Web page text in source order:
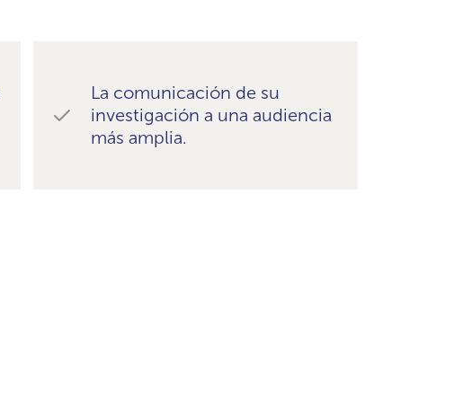
La comunicación de su
investigación a una audiencia
más amplia.